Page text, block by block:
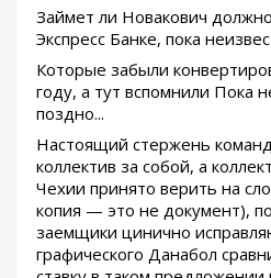
Займет ли Новакович
Экспресс Банке, пока
Которые забыли
году, а тут вспомнили Пока
поздно...
Настоящий стержень
коллектив за собой, а
Чехии принято верить на
копия — это не документ),
заемщики цинично
графического Данабол